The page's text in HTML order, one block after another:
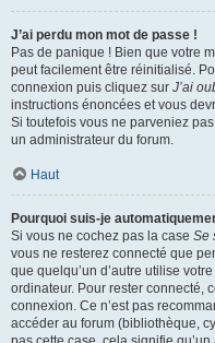
J’ai perdu mon mot de passe !
Pas de panique ! Bien que votre
peut facilement être réinitialisé.
connexion puis cliquez sur J’ai
instructions énoncées et vous
Si toutefois vous ne parveniez
un administrateur du forum.
Haut
Pourquoi suis-je
Si vous ne cochez pas la case Se
vous ne resterez connecté que
que quelqu’un d’autre utilise
ordinateur. Pour rester connecté,
connexion. Ce n’est pas
accéder au forum (bibliothèque,